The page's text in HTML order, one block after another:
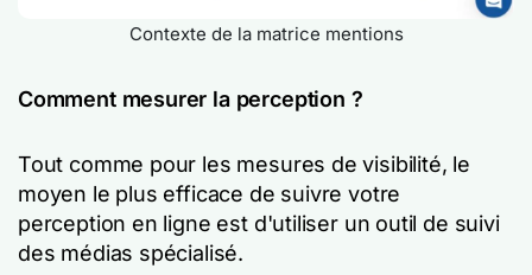
Contexte de la matrice mentions
Comment mesurer la perception ?
Tout comme pour les mesures de visibilité, le
moyen le plus efficace de suivre votre
perception en ligne est d'utiliser un outil de suivi
des médias spécialisé.